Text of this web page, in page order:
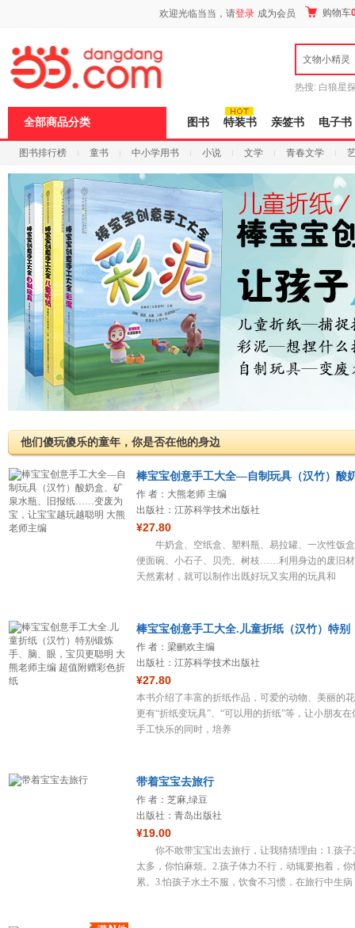
欢迎光临当当，请登录 成为会员 购物车
文物小精灵
热搜: 白狼星
全部商品分类 图书 特装书 亲签书 电子书
图书排行榜 童书 中小学用书 小说 文学 青春文学
科技 进口原版 电子书
他们傻玩傻乐的童年，你是否在他的身边
棒宝宝创意手工大全—自制玩具（汉竹）酸
作 者：大熊老师 主编
出版社：江苏科学技术出版社
¥27.80
牛奶盒、空纸盒、塑料瓶、易拉罐、一次性饭
便面碗、小石子、贝壳、树枝……利用身边的废旧
天然素材，就可以制作出既好玩又实用的玩具和
棒宝宝创意手工大全.儿童折纸（汉竹）特别
作 者：梁鹂欢主编
出版社：江苏科学技术出版社
¥27.80
本书介绍了丰富的折纸作品，可爱的动物、美丽的
更有“折纸变玩具”、“可以用的折纸”等，让小朋友在
手工快乐的同时，培养
带着宝宝去旅行
作 者：芝麻,绿豆
出版社：青岛出版社
¥19.00
你不敢带宝宝出去旅行，让我猜猜理由：1.孩子
太多，你怕麻烦。2.孩子体力不行，动辄要抱着，你
累。3.怕孩子水土不服，饮食不习惯，在旅行中生病
页
Ctrl